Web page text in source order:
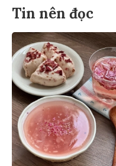
Tin nên đọc